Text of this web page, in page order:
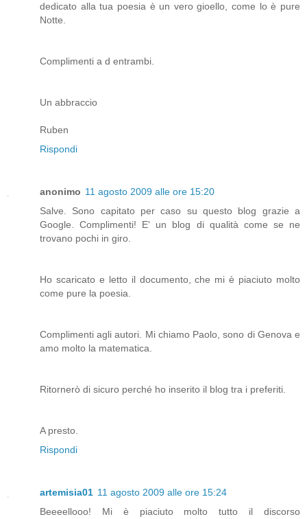
dedicato alla tua poesia è un vero gioello, come lo è pure
Notte.
Complimenti a d entrambi.
Un abbraccio
Ruben
Rispondi
anonimo 11 agosto 2009 alle ore 15:20
Salve. Sono capitato per caso su questo blog grazie a
Google. Complimenti! E' un blog di qualità come se ne
trovano pochi in giro.
Ho scaricato e letto il documento, che mi è piaciuto molto
come pure la poesia.
Complimenti agli autori. Mi chiamo Paolo, sono di Genova e
amo molto la matematica.
Ritornerò di sicuro perché ho inserito il blog tra i preferiti.
A presto.
Rispondi
artemisia01 11 agosto 2009 alle ore 15:24
Beeeellooo! Mi è piaciuto molto tutto il discorso